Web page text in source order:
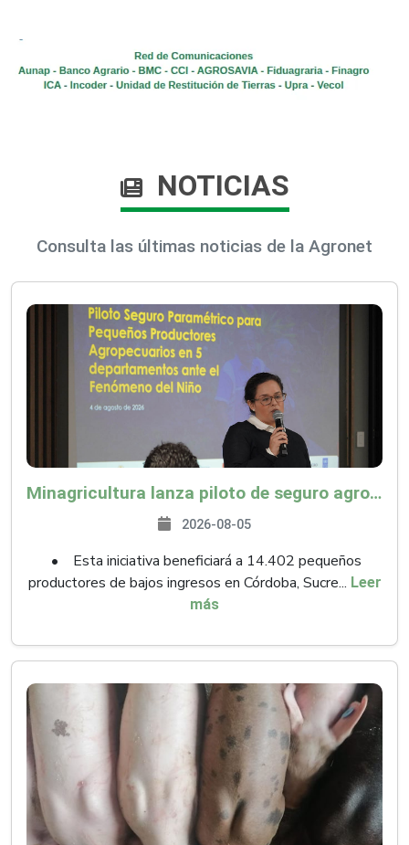
NOTICIAS
Consulta las últimas noticias de la Agronet
Minagricultura lanza piloto de seguro agropecuario por $9.625 millones para proteger a más de 14.000 pequeños productores contra riesgos del Fenómeno de El Niño
2026-08-05
• Esta iniciativa beneficiará a 14.402 pequeños
productores de bajos ingresos en Córdoba, Sucre... Leer
más